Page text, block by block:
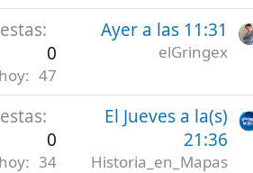
0
47
Ayer a las 11:31
elGringex
0
34
El Jueves a la(s)
21:36
Historia_en_Mapas